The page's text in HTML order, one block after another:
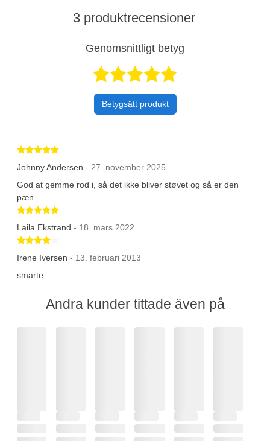
3 produktrecensioner
Genomsnittligt betyg
Betygsatt 4,7
Betygsätt produkt
Betygsatt 5 av 5 stjärnor
Johnny Andersen - 27. november 2025
God at gemme rod i, så det ikke bliver støvet og så er den
pæn
Betygsatt 5 av 5 stjärnor
Laila Ekstrand - 18. mars 2022
Irene Iversen - 13. februari 2013
smarte
Andra kunder tittade även på